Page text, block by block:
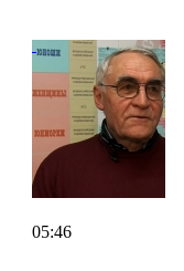
05:46